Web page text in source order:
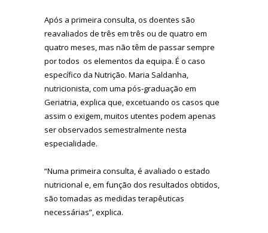
Após a primeira consulta, os doentes são
reavaliados de três em três ou de quatro em
quatro meses, mas não têm de passar sempre
por todos os elementos da equipa. É o caso
específico da Nutrição. Maria Saldanha,
nutricionista, com uma pós-graduação em
Geriatria, explica que, excetuando os casos que
assim o exigem, muitos utentes podem apenas
ser observados semestralmente nesta
especialidade.
“Numa primeira consulta, é avaliado o estado
nutricional e, em função dos resultados obtidos,
são tomadas as medidas terapêuticas
necessárias”, explica.